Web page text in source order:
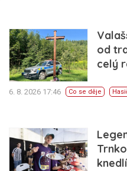
od
celý
6. 8. 2026 17:46 Co se děje